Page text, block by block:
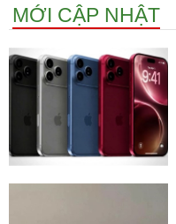
MỚI CẬP NHẬT